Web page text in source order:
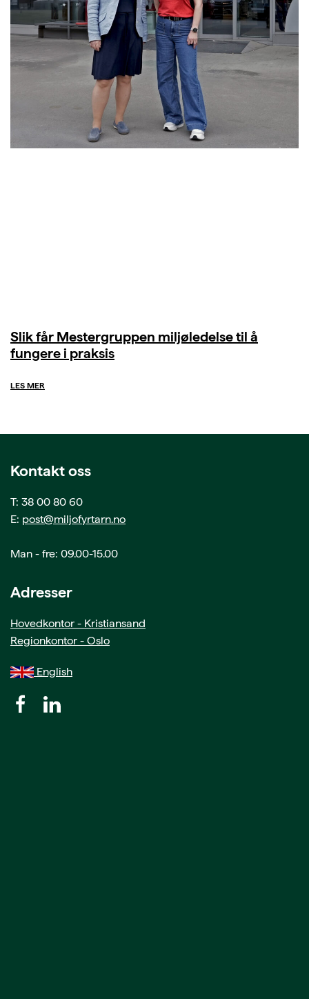
Slik får Mestergruppen miljøledelse til å
fungere i praksis
LES MER
Kontakt oss
T: 38 00 80 60
E: post@miljofyrtarn.no
Man - fre: 09.00-15.00
Adresser
Hovedkontor - Kristiansand
Regionkontor - Oslo
English